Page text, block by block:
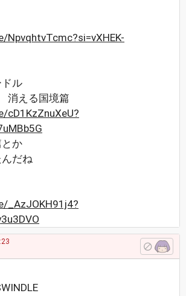
NpvqhtvTcmc?si=vXHEK-
ドル
消える国境篇
cD1KzZnuXeU?
か
だね
_AzJOKH91j4?